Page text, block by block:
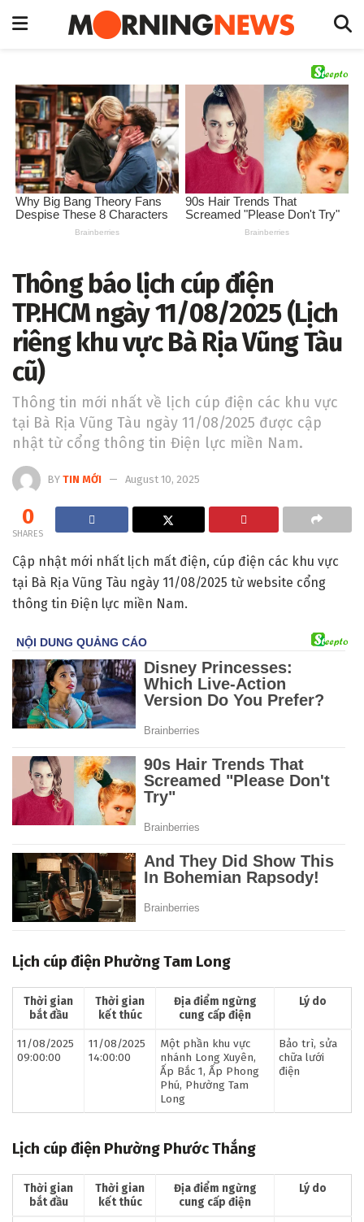
Thông báo lịch cúp điện
TP.HCM ngày 11/08/2025 (Lịch
riêng khu vực Bà Rịa Vũng Tàu
cũ)
Thông tin mới nhất về lịch cúp điện các khu vực
tại Bà Rịa Vũng Tàu ngày 11/08/2025 được cập
nhật từ cổng thông tin Điện lực miền Nam.
BY TIN MỚI August 10, 2025
0
SHARES
Cập nhật mới nhất lịch mất điện, cúp điện các khu vực
tại Bà Rịa Vũng Tàu ngày 11/08/2025 từ website cổng
thông tin Điện lực miền Nam.
Lịch cúp điện Phường Tam Long
Thời gian
bắt đầu
Thời gian
kết thúc
Địa điểm ngừng
cung cấp điện
Lý do
11/08/2025
09:00:00
11/08/2025
14:00:00
Một phần khu vực
nhánh Long Xuyên,
Ấp Bắc 1, Ấp Phong
Phú, Phường Tam
Long
Bảo trì, sửa
chữa lưới
điện
Lịch cúp điện Phường Phước Thắng
Thời gian
bắt đầu
Thời gian
kết thúc
Địa điểm ngừng
cung cấp điện
Lý do